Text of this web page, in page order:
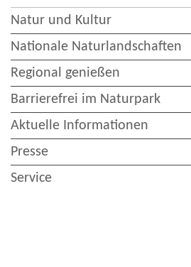
Natur und Kultur
Nationale Naturlandschaften
Regional genießen
Barrierefrei im Naturpark
Aktuelle Informationen
Presse
Service